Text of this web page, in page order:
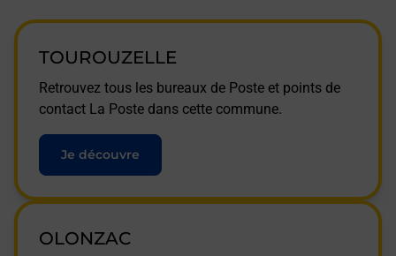
TOUROUZELLE
Retrouvez tous les bureaux de Poste et points de
contact La Poste dans cette commune.
Je découvre
OLONZAC